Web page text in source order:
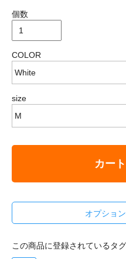
個数
COLOR
size
カー
オプショ
この商品に登録されているタグ